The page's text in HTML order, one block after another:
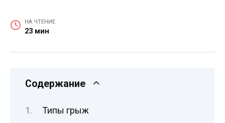
НА ЧТЕНИЕ
23 мин
Содержание
Типы грыж